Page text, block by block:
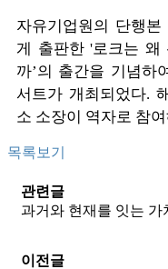
자유기업원의 단행
게 출판한 '로크는 왜
까’의 출간을 기념하
서트가 개최되었다.
소 소장이 역자로 참
목록보기
관련글
과거와 현재를 잇는 가
이전글